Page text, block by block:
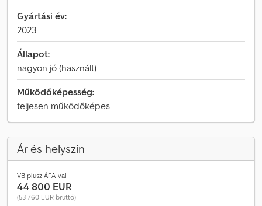
Gyártási év:
2023
Állapot:
nagyon jó (használt)
Működőképesség:
teljesen működőképes
Ár és helyszín
VB plusz ÁFA-val
44 800 EUR
(53 760 EUR bruttó)